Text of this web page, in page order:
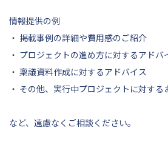
情報提供の例
・ 掲載事例の詳細や費用感のご紹介
・ プロジェクトの進め方に対するアドバ
・ 稟議資料作成に対するアドバイス
・ その他、実行中プロジェクトに対する
など、遠慮なくご相談ください。